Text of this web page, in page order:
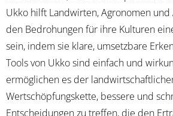
Ukko hilft Landwirten, Agronomen
den Bedrohungen für ihre Kulturen
sein, indem sie klare, umsetzbare
Tools von Ukko sind einfach und
ermöglichen es der
Wertschöpfungskette, bessere und
Entscheidungen zu treffen, die den